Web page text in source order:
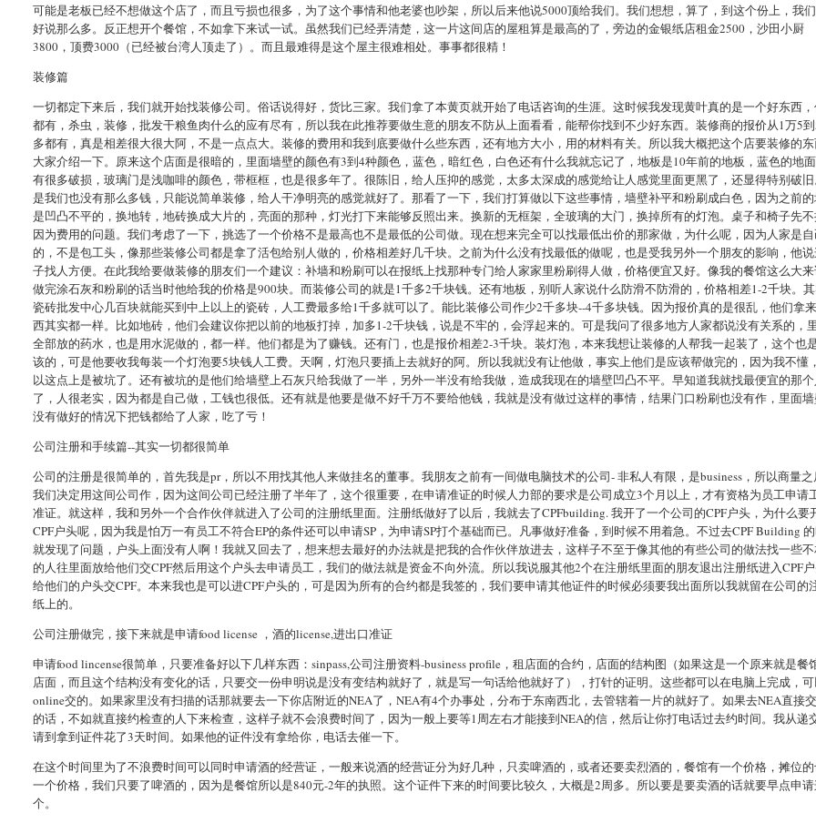
可能是老板已经不想做这个店了，而且亏损也很多，为了这个事情和他老婆也吵架，所以后来他说5000顶给我们。我们想想，算了，到这个份上，我
好说那么多。反正想开个餐馆，不如拿下来试一试。虽然我们已经弄清楚，这一片这间店的屋租算是最高的了，旁边的金银纸店租金2500，沙田小厨
3800，顶费3000（已经被台湾人顶走了）。而且最难得是这个屋主很难相处。事事都很精！
装修篇
一切都定下来后，我们就开始找装修公司。俗话说得好，货比三家。我们拿了本黄页就开始了电话咨询的生涯。这时候我发现黄叶真的是一个好东西
都有，杀虫，装修，批发干粮鱼肉什么的应有尽有，所以我在此推荐要做生意的朋友不防从上面看看，能帮你找到不少好东西。装修商的报价从1万5
多都有，真是相差很大很大阿，不是一点点大。装修的费用和我到底要做什么些东西，还有地方大小，用的材料有关。所以我大概把这个店要装修的
大家介绍一下。原来这个店面是很暗的，里面墙壁的颜色有3到4种颜色，蓝色，暗红色，白色还有什么我就忘记了，地板是10年前的地板，蓝色的地
有很多破损，玻璃门是浅咖啡的颜色，带框框，也是很多年了。很陈旧，给人压抑的感觉，太多太深成的感觉给让人感觉里面更黑了，还显得特别破
是我们也没有那么多钱，只能说简单装修，给人干净明亮的感觉就好了。那看了一下，我们打算做以下这些事情，墙壁补平和粉刷成白色，因为之前
是凹凸不平的，换地转，地砖换成大片的，亮面的那种，灯光打下来能够反照出来。换新的无框架，全玻璃的大门，换掉所有的灯泡。桌子和椅子先不
因为费用的问题。我们考虑了一下，挑选了一个价格不是最高也不是最低的公司做。现在想来完全可以找最低出价的那家做，为什么呢，因为人家是
的，不是包工头，像那些装修公司都是拿了活包给别人做的，价格相差好几千块。之前为什么没有找最低的做呢，也是受我另外一个朋友的影响，他
子找人方便。在此我给要做装修的朋友们一个建议：补墙和粉刷可以在报纸上找那种专门给人家家里粉刷得人做，价格便宜又好。像我的餐馆这么大来
做完涂石灰和粉刷的话当时他给我的价格是900块。而装修公司的就是1千多2千块钱。还有地板，别听人家说什么防滑不防滑的，价格相差1-2千块。
瓷砖批发中心几百块就能买到中上以上的瓷砖，人工费最多给1千多就可以了。能比装修公司作少2千多块--4千多块钱。因为报价真的是很乱，他们拿
西其实都一样。比如地砖，他们会建议你把以前的地板打掉，加多1-2千块钱，说是不牢的，会浮起来的。可是我问了很多地方人家都说没有关系的，
全部放的药水，也是用水泥做的，都一样。他们都是为了赚钱。还有门，也是报价相差2-3千块。装灯泡，本来我想让装修的人帮我一起装了，这个也
该的，可是他要收我每装一个灯泡要5块钱人工费。天啊，灯泡只要插上去就好的阿。所以我就没有让他做，事实上他们是应该帮做完的，因为我不懂
以这点上是被坑了。还有被坑的是他们给墙壁上石灰只给我做了一半，另外一半没有给我做，造成我现在的墙壁凹凸不平。早知道我就找最便宜的那
了，人很老实，因为都是自己做，工钱也很低。还有就是他要是做不好千万不要给他钱，我就是没有做过这样的事情，结果门口粉刷也没有作，里面
没有做好的情况下把钱都给了人家，吃了亏！
公司注册和手续篇--其实一切都很简单
公司的注册是很简单的，首先我是pr，所以不用找其他人来做挂名的董事。我朋友之前有一间做电脑技术的公司- 非私人有限，是business，所以商量之
我们决定用这间公司作，因为这间公司已经注册了半年了，这个很重要，在申请准证的时候人力部的要求是公司成立3个月以上，才有资格为员工申请
准证。就这样，我和另外一个合作伙伴就进入了公司的注册纸里面。注册纸做好了以后，我就去了CPFbuilding. 我开了一个公司的CPF户头，为什么要
CPF户头呢，因为我是怕万一有员工不符合EP的条件还可以申请SP，为申请SP打个基础而已。凡事做好准备，到时候不用着急。不过去CPF Building
就发现了问题，户头上面没有人啊！我就又回去了，想来想去最好的办法就是把我的合作伙伴放进去，这样子不至于像其他的有些公司的做法找一些
的人往里面放给他们交CPF然后用这个户头去申请员工，我们的做法就是资金不向外流。所以我说服其他2个在注册纸里面的朋友退出注册纸进入CPF户
给他们的户头交CPF。本来我也是可以进CPF户头的，可是因为所有的合约都是我签的，我们要申请其他证件的时候必须要我出面所以我就留在公司的
纸上的。
公司注册做完，接下来就是申请food license ，酒的license,进出口准证
申请food lincense很简单，只要准备好以下几样东西：sinpass,公司注册资料-business profile，租店面的合约，店面的结构图（如果这是一个原来就是餐
店面，而且这个结构没有变化的话，只要交一份申明说是没有变结构就好了，就是写一句话给他就好了），打针的证明。这些都可以在电脑上完成，可
online交的。如果家里没有扫描的话那就要去一下你店附近的NEA了，NEA有4个办事处，分布于东南西北，去管辖着一片的就好了。如果去NEA直接
的话，不如就直接约检查的人下来检查，这样子就不会浪费时间了，因为一般上要等1周左右才能接到NEA的信，然后让你打电话过去约时间。我从递
请到拿到证件花了3天时间。如果他的证件没有拿给你，电话去催一下。
在这个时间里为了不浪费时间可以同时申请酒的经营证，一般来说酒的经营证分为好几种，只卖啤酒的，或者还要卖烈酒的，餐馆有一个价格，摊位
一个价格，我们只要了啤酒的，因为是餐馆所以是840元-2年的执照。这个证件下来的时间要比较久，大概是2周多。所以要是要卖酒的话就要早点申
个。